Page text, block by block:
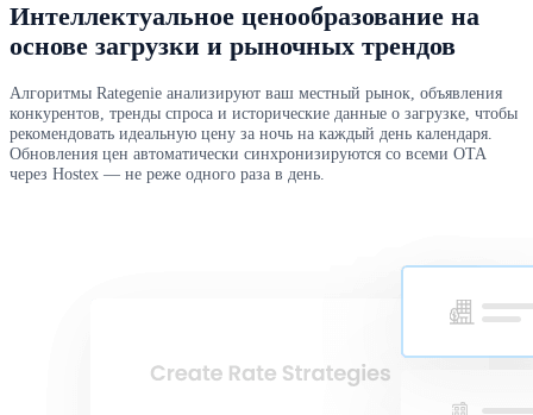
Интеллектуальное ценообразование на
основе загрузки и рыночных трендов
Алгоритмы Rategenie анализируют ваш местный рынок, объявления
конкурентов, тренды спроса и исторические данные о загрузке, чтобы
рекомендовать идеальную цену за ночь на каждый день календаря.
Обновления цен автоматически синхронизируются со всеми OTA
через Hostex — не реже одного раза в день.